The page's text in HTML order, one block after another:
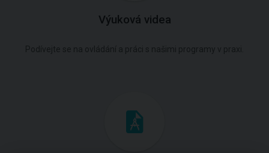
Výuková videa